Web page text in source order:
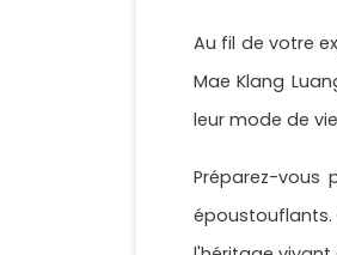
Au fil de votre
Mae Klang
leur mode de
Préparez-vous